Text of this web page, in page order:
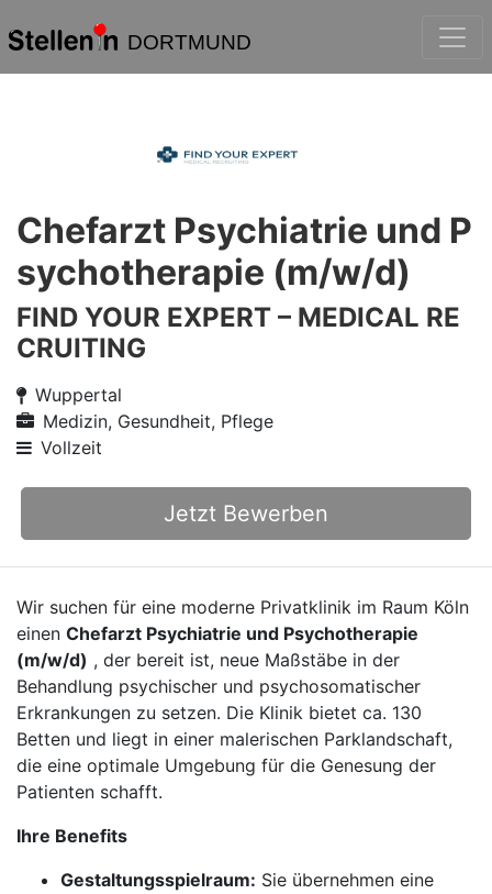
DORTMUND
Chefarzt Psychiatrie und P
sychotherapie (m/w/d)
FIND YOUR EXPERT – MEDICAL RE
CRUITING
Wuppertal
Medizin, Gesundheit, Pflege
Vollzeit
Jetzt Bewerben
Wir suchen für eine moderne Privatklinik im Raum Köln
einen Chefarzt Psychiatrie und Psychotherapie
(m/w/d) , der bereit ist, neue Maßstäbe in der
Behandlung psychischer und psychosomatischer
Erkrankungen zu setzen. Die Klinik bietet ca. 130
Betten und liegt in einer malerischen Parklandschaft,
die eine optimale Umgebung für die Genesung der
Patienten schafft.
Ihre Benefits
Gestaltungsspielraum: Sie übernehmen eine